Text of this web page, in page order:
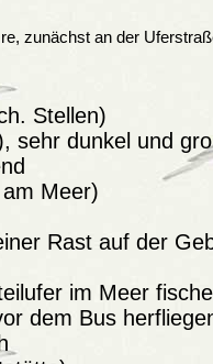
zunächst an der
Stellen)
sehr dunkel und
Meer)
Rast auf der
im Meer
dem Bus